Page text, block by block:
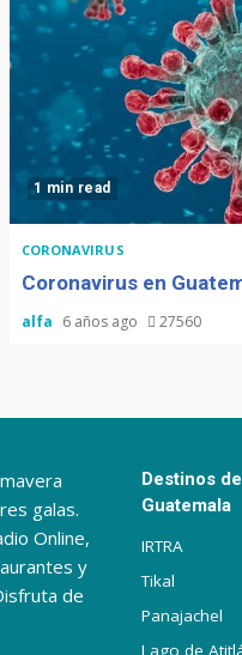
1 min read
CORONAVIRUS
Coronavirus en
alfa 6 años ago 27560
galas.
Online,
y
de
Destinos
Guatemala
IRTRA
Tikal
Panajachel
Lago de